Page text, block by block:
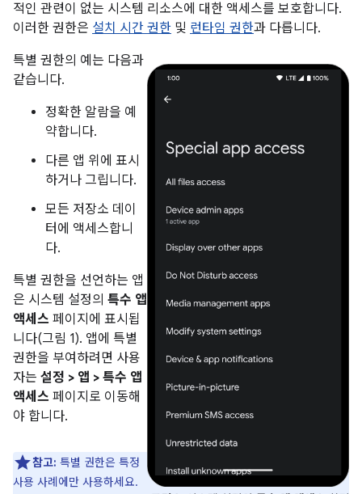
적인 관련이 없는 시스템 리소스에 대한 액세스를 보호합니다.
이러한 권한은 설치 시간 권한 및 런타임 권한과 다릅니다.
특별 권한의 예는 다음과
같습니다.
정확한 알람을 예
약합니다.
다른 앱 위에 표시
하거나 그립니다.
모든 저장소 데이
터에 액세스합니
다.
특별 권한을 선언하는 앱
은 시스템 설정의 특수 앱
액세스 페이지에 표시됩
니다(그림 1). 앱에 특별
권한을 부여하려면 사용
자는 설정 > 앱 > 특수 앱
액세스 페이지로 이동해
야 합니다.
참고: 특별 권한은 특정
사용 사례에만 사용하세요.